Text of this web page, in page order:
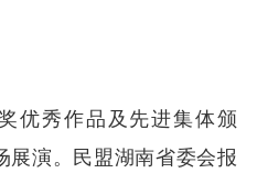
优秀作品及先进集体颁
展演。民盟湖南省委会报